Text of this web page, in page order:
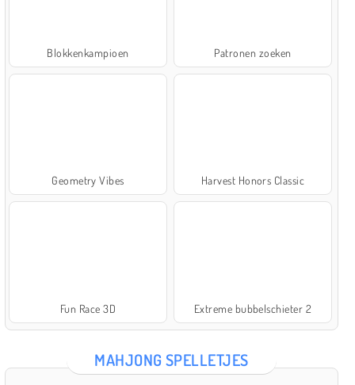
Blokkenkampioen Patronen zoeken
Geometry Vibes Harvest Honors Classic
Fun Race 3D Extreme bubbelschieter 2
MAHJONG SPELLETJES